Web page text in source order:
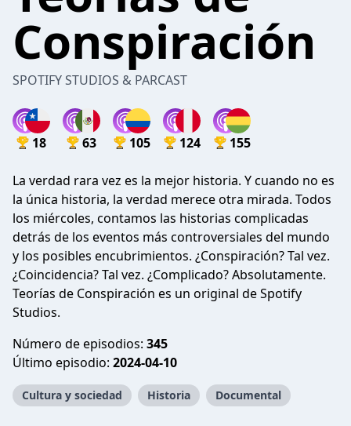
Conspiración
SPOTIFY STUDIOS & PARCAST
18 63 105 124 155
La verdad rara vez es la mejor historia. Y cuando no es
la única historia, la verdad merece otra mirada. Todos
los miércoles, contamos las historias complicadas
detrás de los eventos más controversiales del mundo
y los posibles encubrimientos. ¿Conspiración? Tal vez.
¿Coincidencia? Tal vez. ¿Complicado? Absolutamente.
Teorías de Conspiración es un original de Spotify
Studios.
Número de episodios: 345
Último episodio: 2024-04-10
Cultura y sociedad Historia Documental